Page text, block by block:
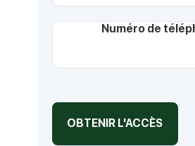
Numéro de